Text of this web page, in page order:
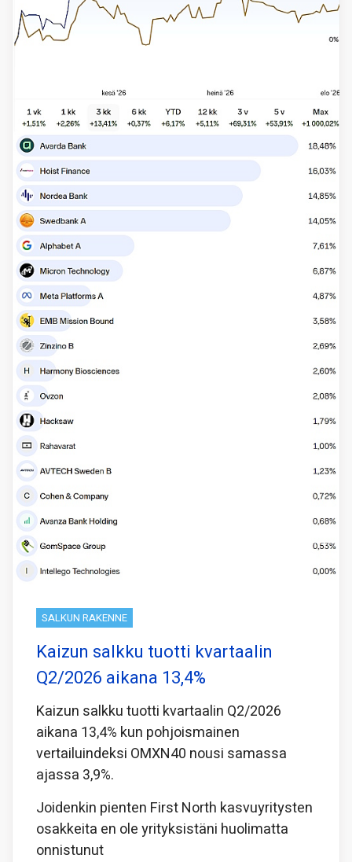
SALKUN RAKENNE
Kaizun salkku tuotti kvartaalin
Q2/2026 aikana 13,4%
Kaizun salkku tuotti kvartaalin Q2/2026
aikana 13,4% kun pohjoismainen
vertailuindeksi OMXN40 nousi samassa
ajassa 3,9%.
Joidenkin pienten First North kasvuyritysten
osakkeita en ole yrityksistäni huolimatta
onnistunut